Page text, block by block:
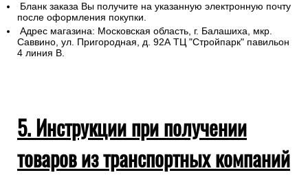
Бланк заказа Вы получите на указанную электронную почту
после оформления покупки.
Адрес магазина: Московская область, г. Балашиха, мкр.
Саввино, ул. Пригородная, д. 92А ТЦ "Стройпарк" павильон
4 линия В.
5. Инструкции при получении
товаров из транспортных компаний